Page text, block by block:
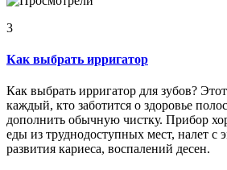
3
Как выбрать ирригатор
Как выбрать ирригатор для зубов?
каждый, кто заботится о здоровье
дополнить обычную чистку. Прибор
еды из труднодоступных мест, налет с
развития кариеса, воспалений десен.